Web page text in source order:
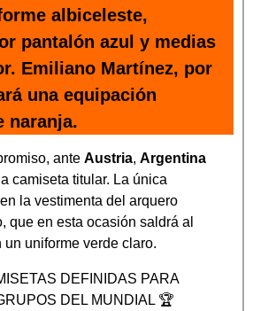
albiceleste,
pantalón azul y medias
Emiliano Martínez, por
una equipación
naranja.
ante Austria, Argentina
camiseta titular. La única
la vestimenta del arquero
que en esta ocasión saldrá al
uniforme verde claro.
DEFINIDAS PARA
DEL MUNDIAL 🏆